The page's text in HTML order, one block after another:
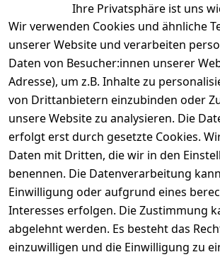
Ihre Privatsphäre ist uns
Wir verwenden Cookies und ähnliche
unserer Website und verarbeiten
Daten von Besucher:innen unserer
Adresse), um z.B. Inhalte zu
von Drittanbietern einzubinden oder
unsere Website zu analysieren. Die
erfolgt erst durch gesetzte Cookies.
Daten mit Dritten, die wir in den
benennen. Die Datenverarbeitung
Einwilligung oder aufgrund eines
Interesses erfolgen. Die Zustimmung
abgelehnt werden. Es besteht das
einzuwilligen und die Einwilligung zu